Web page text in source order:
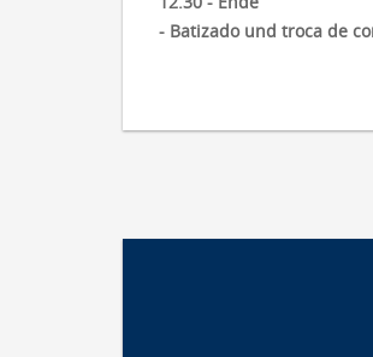
- Batizado und troca de